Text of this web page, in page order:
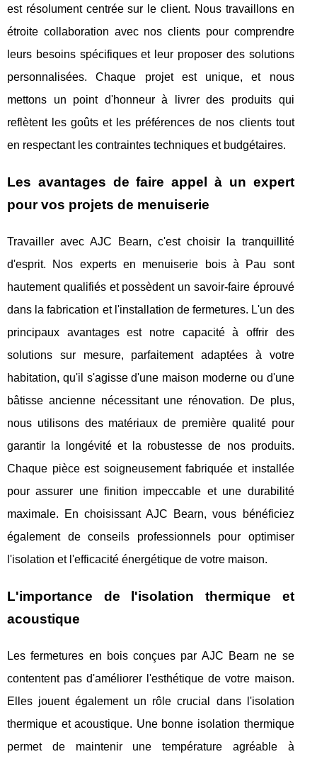
est résolument centrée sur le client. Nous travaillons en
étroite collaboration avec nos clients pour comprendre
leurs besoins spécifiques et leur proposer des solutions
personnalisées. Chaque projet est unique, et nous
mettons un point d'honneur à livrer des produits qui
reflètent les goûts et les préférences de nos clients tout
en respectant les contraintes techniques et budgétaires.
Les avantages de faire appel à un expert
pour vos projets de menuiserie
Travailler avec AJC Bearn, c'est choisir la tranquillité
d'esprit. Nos experts en menuiserie bois à Pau sont
hautement qualifiés et possèdent un savoir-faire éprouvé
dans la fabrication et l'installation de fermetures. L'un des
principaux avantages est notre capacité à offrir des
solutions sur mesure, parfaitement adaptées à votre
habitation, qu'il s'agisse d'une maison moderne ou d'une
bâtisse ancienne nécessitant une rénovation. De plus,
nous utilisons des matériaux de première qualité pour
garantir la longévité et la robustesse de nos produits.
Chaque pièce est soigneusement fabriquée et installée
pour assurer une finition impeccable et une durabilité
maximale. En choisissant AJC Bearn, vous bénéficiez
également de conseils professionnels pour optimiser
l'isolation et l'efficacité énergétique de votre maison.
L'importance de l'isolation thermique et
acoustique
Les fermetures en bois conçues par AJC Bearn ne se
contentent pas d'améliorer l'esthétique de votre maison.
Elles jouent également un rôle crucial dans l'isolation
thermique et acoustique. Une bonne isolation thermique
permet de maintenir une température agréable à